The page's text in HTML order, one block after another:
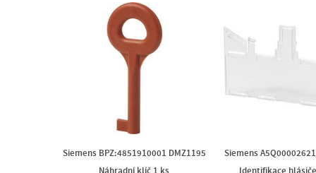
Siemens BPZ:4851910001 DMZ1195
Náhradní klíč 1 ks
Siemens
Identifikace